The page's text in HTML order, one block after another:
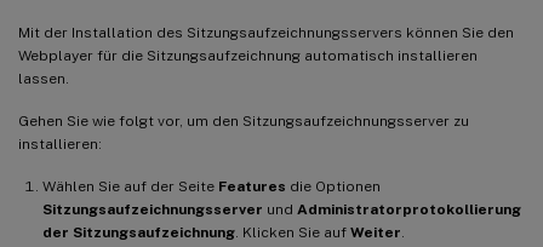
Mit der Installation des Sitzungsaufzeichnungsservers können Sie den
Webplayer für die Sitzungsaufzeichnung automatisch installieren
lassen.
Gehen Sie wie folgt vor, um den Sitzungsaufzeichnungsserver zu
installieren:
Wählen Sie auf der Seite Features die Optionen
Sitzungsaufzeichnungsserver und Administratorprotokollierung
der Sitzungsaufzeichnung. Klicken Sie auf Weiter.